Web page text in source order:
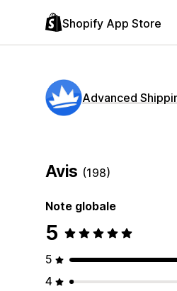
Shopify App Store
Advanced
Avis (198)
Note globale
5
5
4